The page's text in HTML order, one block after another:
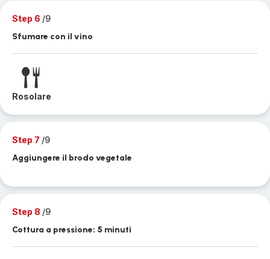
Step 6 /9
Sfumare con il vino
Rosolare
Step 7 /9
Aggiungere il brodo vegetale
Step 8 /9
Cottura a pressione: 5 minuti